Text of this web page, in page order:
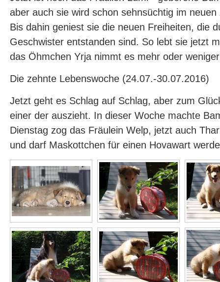
aber auch sie wird schon sehnsüchtig im
Bis dahin geniest sie die neuen Freiheiten, die
Geschwister entstanden sind. So lebt sie jetzt
das Öhmchen Yrja nimmt es mehr oder
Die zehnte Lebenswoche (24.07.-30.07.2016)
Jetzt geht es Schlag auf Schlag, aber zum
einer der auszieht. In dieser Woche machte
Dienstag zog das Fräulein Welp, jetzt auch
und darf Maskottchen für einen Hovawart